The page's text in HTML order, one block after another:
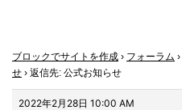
ブロックでサイトを作成 › フォーラム ›
せ › 返信先: 公式お知らせ
2022年2月28日 10:00 AM